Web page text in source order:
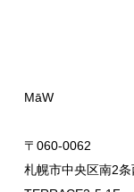
MāW
〒060-0062
札幌市中央区南2条